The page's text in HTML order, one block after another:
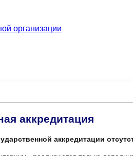
организации
аккредитация
аккредитации